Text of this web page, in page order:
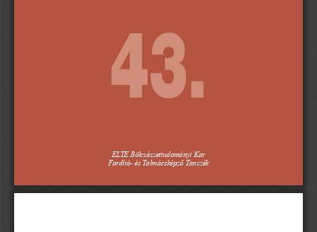
43.
ELTE Bölcsészettudományi Kar
Fordító- és Tolmácsképző Tanszék